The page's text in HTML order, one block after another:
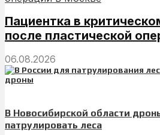
Пациентка в
после пластической
06.08.2026
В Новосибирской области
патрулировать леса